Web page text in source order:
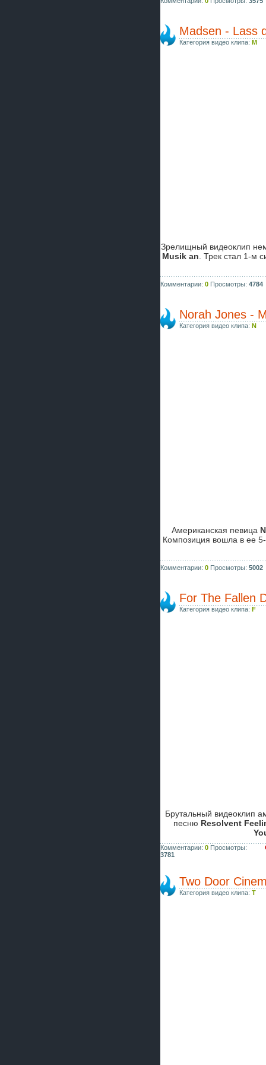
Madsen - Lass
Категория видео клипа: M
Зрелищный видеоклип
Musik an . Трек стал 1-м
Комментарии: 0 Просмотры: 4784
Norah Jones -
Категория видео клипа: N
Американская певица
Композиция вошла в ее
Комментарии: 0 Просмотры: 5002
For The Fallen
Категория видео клипа: F
Брутальный видеоклип
песню Resolvent
Комментарии: 0 Просмотры:
3781
Two Door
Категория видео клипа: T